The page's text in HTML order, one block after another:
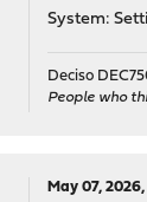
System:
Deciso
People who
May 07, 2026,